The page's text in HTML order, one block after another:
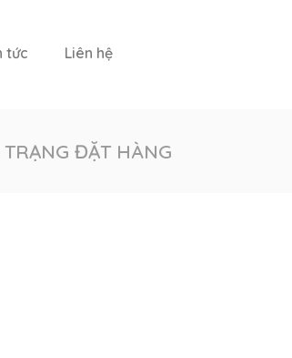
tức Liên hệ
ĐẶT HÀNG